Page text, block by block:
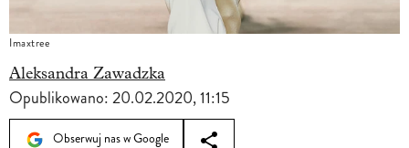
Imaxtree
Aleksandra Zawadzka
Opublikowano:20.02.2020, 11:15
Obserwuj nas w Google